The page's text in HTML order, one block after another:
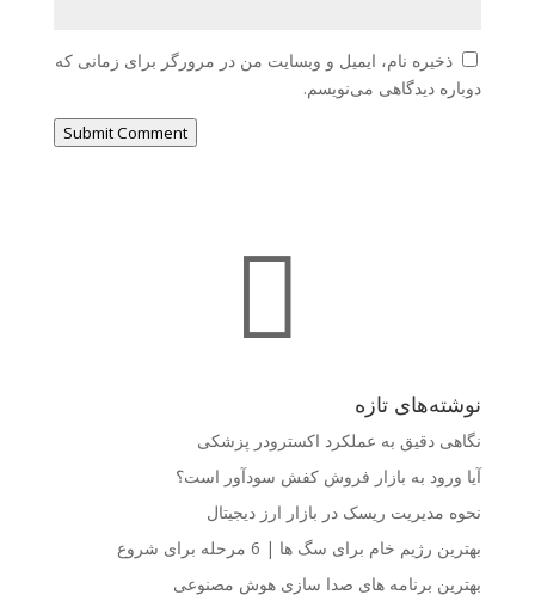
ذخیره نام، ایمیل و وبسایت من در مرورگر برای زمانی که
دوباره دیدگاهی می‌نویسم.
Submit Comment

نوشته‌های تازه
نگاهی دقیق به عملکرد اکسترودر پزشکی
آیا ورود به بازار فروش کفش سودآور است؟
نحوه مدیریت ریسک در بازار ارز دیجیتال
بهترین رژیم خام برای سگ ها | 6 مرحله برای شروع
بهترین برنامه های صدا سازی هوش مصنوعی